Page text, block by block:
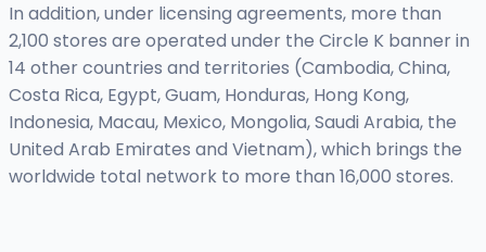
In addition, under licensing agreements, more than
2,100 stores are operated under the Circle K banner in
14 other countries and territories (Cambodia, China,
Costa Rica, Egypt, Guam, Honduras, Hong Kong,
Indonesia, Macau, Mexico, Mongolia, Saudi Arabia, the
United Arab Emirates and Vietnam), which brings the
worldwide total network to more than 16,000 stores.